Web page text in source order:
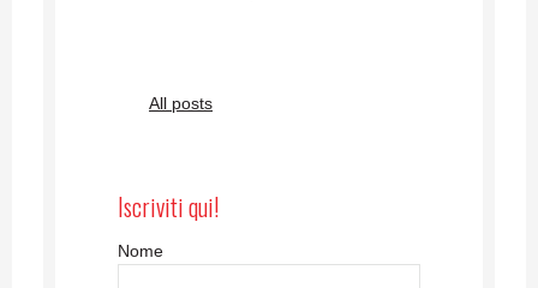
All posts
Iscriviti qui!
Nome